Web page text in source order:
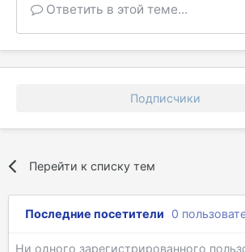
Ответить в этой теме...
Подписчики
Перейти к списку тем
Последние посетители 0
Ни одного зарегистрированного